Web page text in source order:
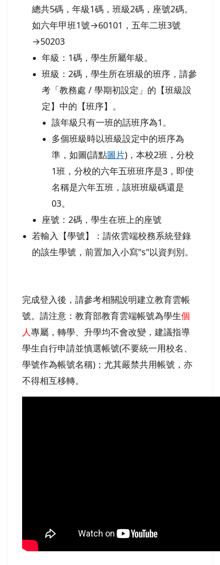
總共5碼，年級1碼，班級2碼，座號2碼。
如六年甲班1號→60101，五年二班3號
→50203
年級：1碼，學生所屬年級。
班級：2碼，學生所在班級的班序，請參
考「教務處 / 學期初設定」的【班級設
定】中的【班序】。
該年級只有一班的話班序為1。
多個班級時以班級設定中的班序為
準，如圖(請點圖片)，本校2班，分校
1班，分校的六年五班班序是3，即使
名稱是六年五班，該班班級碼還是
03。
座號：2碼，學生在班上的座號
若輸入【學號】：請依雲端校務系統登錄
的該生學號，前置加入小寫"s"以資判別。
完成登入後，請參考相關說明建立教育雲帳
號。請注意：教育部教育雲端帳號為學生個
人專屬，轉學、升學均不會改變，建議指導
學生自行申請並慎選帳號(不要統一用校名、
學號作為帳號名稱)；尤其嚴禁共用帳號，亦
不得相互移轉。